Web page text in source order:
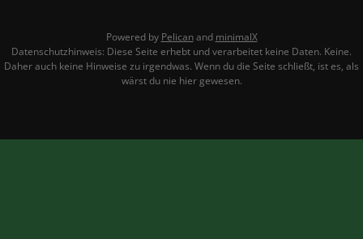
Powered by Pelicanand minimalX
Datenschutzhinweis: Diese Seite erhebt und verarbeitet keine Daten. Keine.
Daher auch keine Hinweise zu irgendwas. Wenn du die Seite schließt, ist es, als
wärst du nie hier gewesen.